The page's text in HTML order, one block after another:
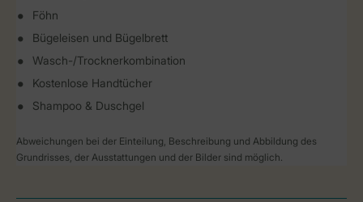
Föhn
Bügeleisen und Bügelbrett
Wasch-/Trocknerkombination
Kostenlose Handtücher
Shampoo & Duschgel
Abweichungen bei der Einteilung, Beschreibung und Abbildung des
Grundrisses, der Ausstattungen und der Bilder sind möglich.